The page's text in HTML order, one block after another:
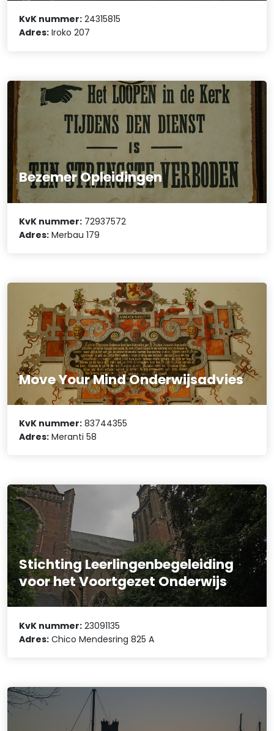
KvK nummer: 24315815
Adres: Iroko 207
Bezemer Opleidingen
KvK nummer: 72937572
Adres: Merbau 179
Move Your Mind Onderwijsadvies
KvK nummer: 83744355
Adres: Meranti 58
Stichting Leerlingenbegeleiding
voor het Voortgezet Onderwijs
KvK nummer: 23091135
Adres: Chico Mendesring 825 A